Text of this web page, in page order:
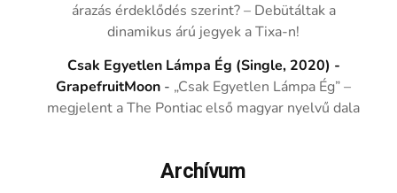
árazás érdeklődés szerint? – Debütáltak a
dinamikus árú jegyek a Tixa-n!
Csak Egyetlen Lámpa Ég (Single, 2020) -
GrapefruitMoon - „Csak Egyetlen Lámpa Ég” –
megjelent a The Pontiac első magyar nyelvű dala
Archívum